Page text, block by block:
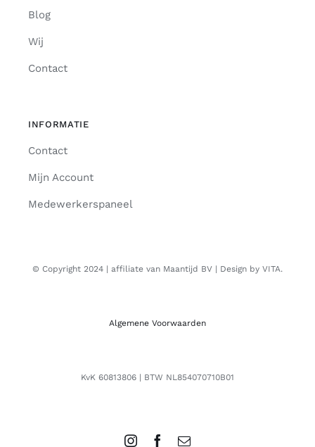
Blog
Wij
Contact
INFORMATIE
Contact
Mijn Account
Medewerkerspaneel
© Copyright 2024 | affiliate van Maantijd BV | Design by VITA.
Algemene Voorwaarden
KvK 60813806 | BTW NL854070710B01